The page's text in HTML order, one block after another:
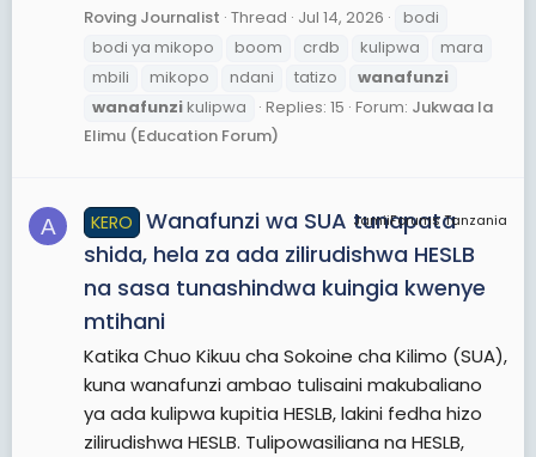
Roving Journalist Thread Jul 14, 2026
bodi
bodi ya mikopo
boom crdb kulipwa
mara
mbili
mikopo ndani tatizo
wanafunzi
wanafunzikulipwa Replies: 15 Forum: Jukwaa la
Elimu (Education Forum)
A JamiiForums Tanzania
KERO
Wanafunzi wa SUA tunapata
shida, hela za ada zilirudishwa HESLB
na sasa tunashindwa kuingia kwenye
mtihani
Katika Chuo Kikuu cha Sokoine cha Kilimo (SUA),
kuna wanafunzi ambao tulisaini makubaliano
ya ada kulipwa kupitia HESLB, lakini fedha hizo
zilirudishwa HESLB. Tulipowasiliana na HESLB,